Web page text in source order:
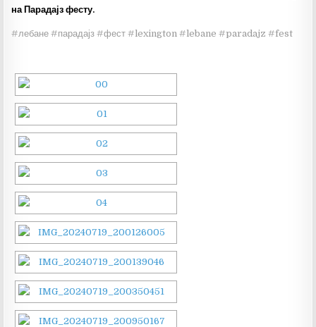
на Парадајз фесту.
#лебане #парадајз #фест #lexington #lebane #paradajz #fest